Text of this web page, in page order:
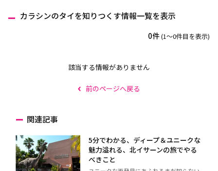
カラシンのタイを知りつくす情報一覧を表示
0件(1〜0件目を表示)
該当する情報がありません
前のページへ戻る
関連記事
5分でわかる、ディープ＆ユニークな
魅力溢れる、北イサーンの旅でやる
べきこと